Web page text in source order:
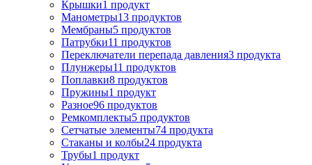
Крышки1 продукт
Манометры13 продуктов
Мембраны5 продуктов
Патрубки11 продуктов
Переключатели перепада давления3 продукта
Плунжеры11 продуктов
Поплавки8 продуктов
Пружины1 продукт
Разное96 продуктов
Ремкомплекты5 продуктов
Сетчатые элементы74 продукта
Стаканы и колбы24 продукта
Трубы1 продукт